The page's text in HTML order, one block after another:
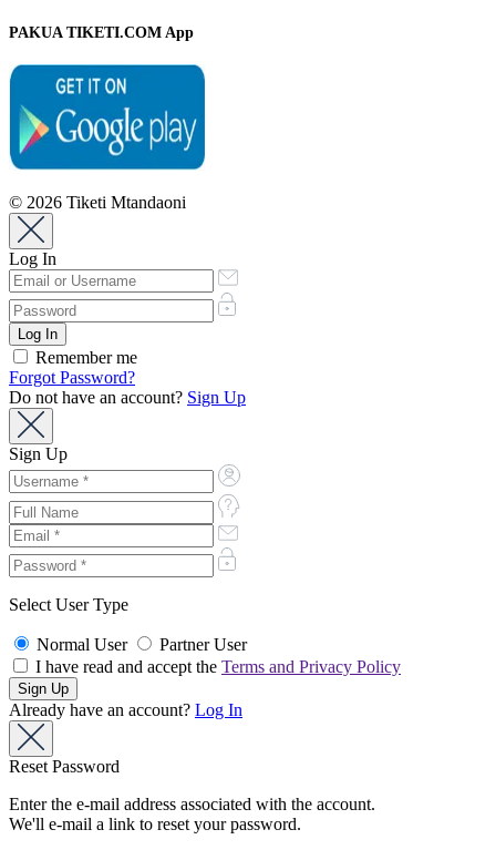
PAKUA TIKETI.COM App
© 2026 Tiketi Mtandaoni
Log In
Remember me
Forgot Password?
Do not have an account? Sign Up
Sign Up
Select User Type
Normal User
Partner User
I have read and accept the Terms and Privacy Policy
Already have an account? Log In
Reset Password
Enter the e-mail address associated with the account.
We'll e-mail a link to reset your password.